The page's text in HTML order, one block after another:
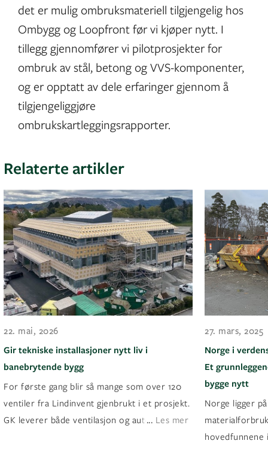
det er mulig ombruksmateriell tilgjengelig hos
Ombygg og Loopfront før vi kjøper nytt. I
tillegg gjennomfører vi pilotprosjekter for
ombruk av stål, betong og VVS-komponenter,
og er opptatt av dele erfaringer gjennom å
tilgjengeliggjøre
ombrukskartleggingsrapporter.
Relaterte artikler
22. mai, 2026
Gir tekniske installasjoner nytt liv i
banebrytende bygg
For første gang blir så mange som over 120
ventiler fra Lindinvent gjenbrukt i et prosjekt.
GK leverer både ventilasjon og automasjon ti
... Les mer
27. mars, 2025
Norge i
Et
bygge nytt
Norge ligger
hovedfunnene